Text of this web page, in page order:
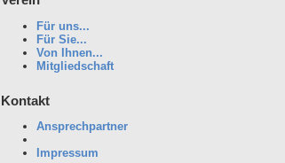
Für uns...
Für Sie...
Von Ihnen...
Mitgliedschaft
Kontakt
Ansprechpartner
Impressum